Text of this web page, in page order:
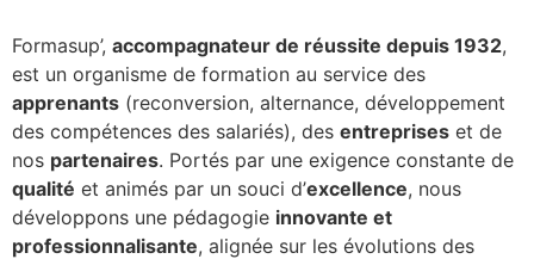
Formasup’, accompagnateur de réussite depuis 1932,
est un organisme de formation au service des
apprenants (reconversion, alternance, développement
des compétences des salariés), des entreprises et de
nos partenaires. Portés par une exigence constante de
qualité et animés par un souci d’excellence, nous
développons une pédagogie innovante et
professionnalisante, alignée sur les évolutions des